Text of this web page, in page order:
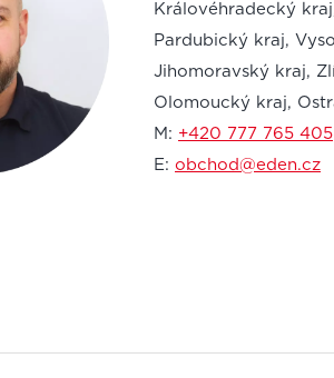
Královéhradecký
Pardubický kraj,
Jihomoravský kraj,
Olomoucký kraj,
M: +420 777 765 405
E: obchod@eden.cz